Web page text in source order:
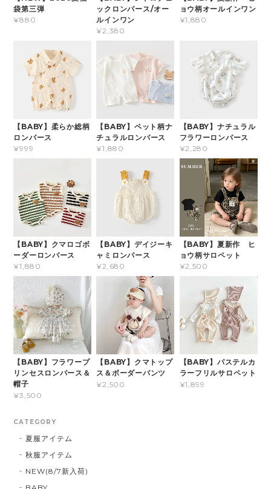
袋第三弾
¥880
ックロンパース/オー
ルインワン
¥2,380
ョウ柄オールインワン
¥1,880
【BABY】柔らか総柄
ロンパース
¥999
【BABY】ペット柄ナ
チュラルロンパース
¥1,880
【BABY】ナチュラル
フラワーロンパース
¥2,280
【BABY】クマロゴボ
ーダーロンパース
¥1,880
【BABY】デイジーキ
ャミロンパース
¥2,680
【BABY】夏新作 ヒ
ョウ柄サロペット
¥2,500
【BABY】フラワープ
リンセスロンパース＆
帽子
¥3,500
【BABY】クマトップ
ス＆ボーダーパンツ
¥2,500
【BABY】パステルカ
ラーフリルサロペット
¥1,899
CATEGORY
夏服アイテム
秋服アイテム
NEW(8/7新入荷)